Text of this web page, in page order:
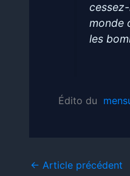
monde
les
Édito du
← Article précédent